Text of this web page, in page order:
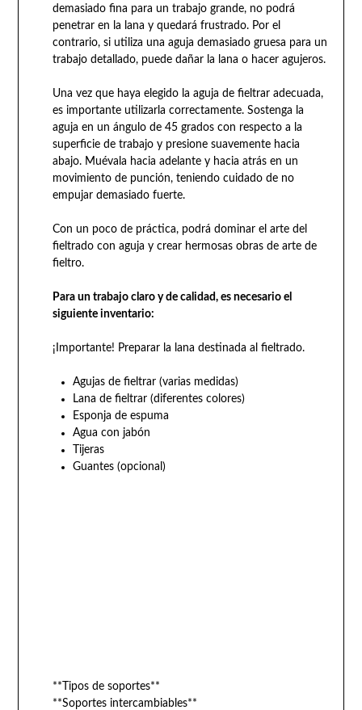
demasiado fina para un trabajo grande, no podrá
penetrar en la lana y quedará frustrado. Por el
contrario, si utiliza una aguja demasiado gruesa para un
trabajo detallado, puede dañar la lana o hacer agujeros.
Una vez que haya elegido la aguja de fieltrar adecuada,
es importante utilizarla correctamente. Sostenga la
aguja en un ángulo de 45 grados con respecto a la
superficie de trabajo y presione suavemente hacia
abajo. Muévala hacia adelante y hacia atrás en un
movimiento de punción, teniendo cuidado de no
empujar demasiado fuerte.
Con un poco de práctica, podrá dominar el arte del
fieltrado con aguja y crear hermosas obras de arte de
fieltro.
Para un trabajo claro y de calidad, es necesario el
siguiente inventario:
¡Importante! Preparar la lana destinada al fieltrado.
Agujas de fieltrar (varias medidas)
Lana de fieltrar (diferentes colores)
Esponja de espuma
Agua con jabón
Tijeras
Guantes (opcional)
**Tipos de soportes**
**Soportes intercambiables**